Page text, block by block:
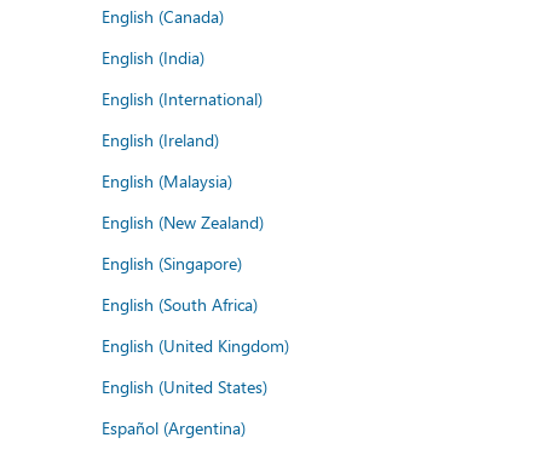
English (Canada)
English (India)
English (International)
English (Ireland)
English (Malaysia)
English (New Zealand)
English (Singapore)
English (South Africa)
English (United Kingdom)
English (United States)
Español (Argentina)